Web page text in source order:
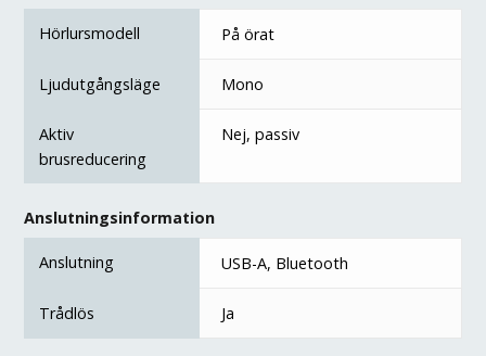
Hörlursmodell På örat
Ljudutgångsläge Mono
Aktiv
brusreducering
Nej, passiv
Anslutningsinformation
Anslutning USB-A, Bluetooth
Trådlös Ja